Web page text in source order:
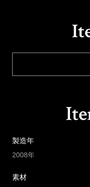
製造年
2008年
素材